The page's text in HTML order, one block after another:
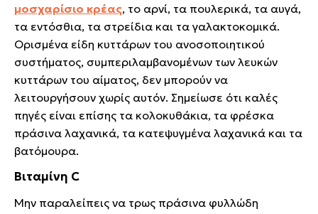
μοσχαρίσιο κρέας, το αρνί, τα πουλερικά, τα αυγά,
τα εντόσθια, τα στρείδια και τα γαλακτοκομικά.
Ορισμένα είδη κυττάρων του ανοσοποιητικού
συστήματος, συμπεριλαμβανομένων των λευκών
κυττάρων του αίματος, δεν μπορούν να
λειτουργήσουν χωρίς αυτόν. Σημείωσε ότι καλές
πηγές είναι επίσης τα κολοκυθάκια, τα φρέσκα
πράσινα λαχανικά, τα κατεψυγμένα λαχανικά και τα
βατόμουρα.
Βιταμίνη C
Μην παραλείπεις να τρως πράσινα φυλλώδη